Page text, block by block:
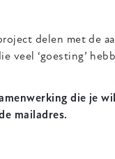
delen met de
veel ‘goesting’
die je
mailadres.